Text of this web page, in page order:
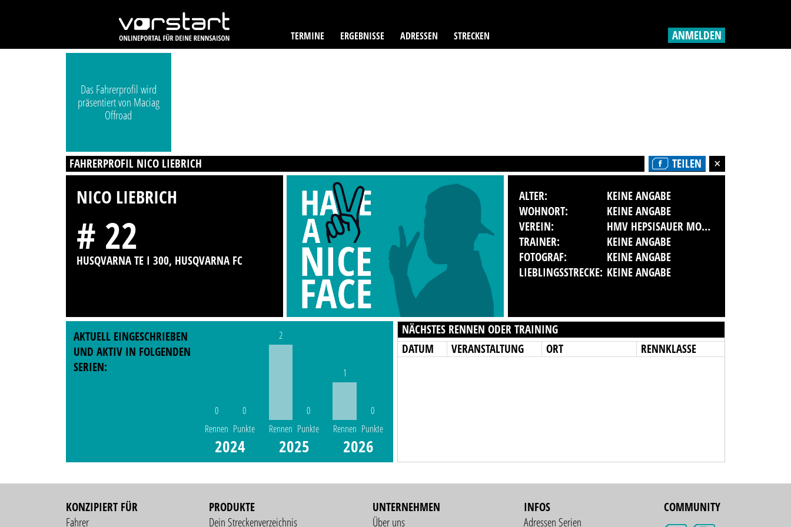
TERMINE ERGEBNISSE ADRESSEN STRECKEN ANMELDEN
Das Fahrerprofil wird
präsentiert von Maciag
Offroad
FAHRERPROFIL NICO LIEBRICH TEILEN
NICO LIEBRICH
# 22
HUSQVARNA TE I 300, HUSQVARNA FC
ALTER:
KEINE ANGABE
WOHNORT:
KEINE ANGABE
VEREIN:
HMV HEPSISAUER MOTORSPORT VEREIN IM DMV
TRAINER:
KEINE ANGABE
FOTOGRAF:
KEINE ANGABE
LIEBLINGSSTRECKE: KEINE ANGABE
AKTUELL EINGESCHRIEBEN
UND AKTIV IN FOLGENDEN
SERIEN:
0
Rennen
0
Punkte
2024
2
Rennen
0
Punkte
2025
1
Rennen
0
Punkte
2026
NÄCHSTES RENNEN ODER TRAINING
DATUM
VERANSTALTUNG ORT RENNKLASSE
KONZIPIERT FÜR
Fahrer
PRODUKTE
Dein Streckenverzeichnis
UNTERNEHMEN
Über uns
INFOS
Adressen Serien
COMMUNITY